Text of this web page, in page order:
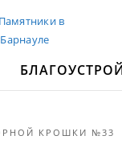
КРОШКИ №33